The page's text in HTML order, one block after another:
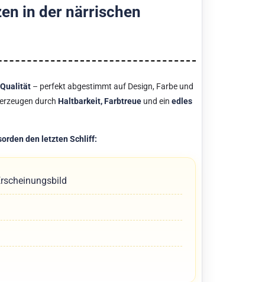
in der närrischen
– perfekt abgestimmt auf Design, Farbe und
durchHaltbarkeit, Farbtreue und einedles
den letzten Schliff: